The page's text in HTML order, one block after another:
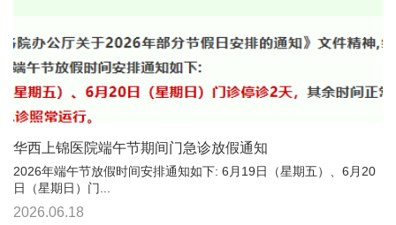
华西上锦医院端午节期间门急诊放假通知
2026年端午节放假时间安排通知如下: 6月19日（星期五）、6月20
日（星期日）门...
2026.06.18